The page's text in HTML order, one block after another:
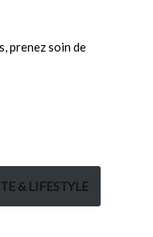
prenez soin de
& LIFESTYLE